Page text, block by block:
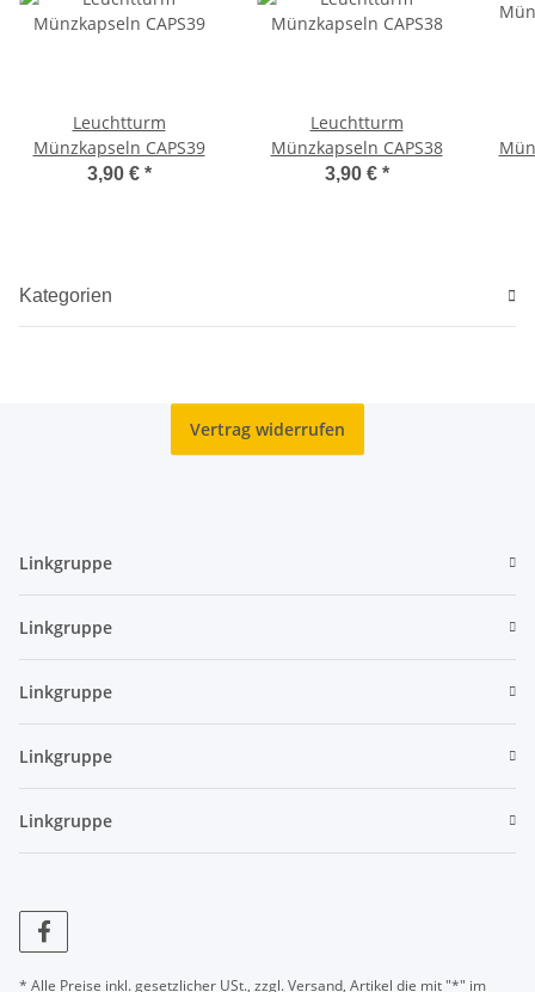
Leuchtturm
Münzkapseln CAPS39
3,90 € *
Leuchtturm
Münzkapseln CAPS38
3,90 € *
Kategorien
Vertrag widerrufen
Linkgruppe
Linkgruppe
Linkgruppe
Linkgruppe
Linkgruppe
* Alle Preise inkl. gesetzlicher USt., zzgl.Versand, Artikel die mit "*" im